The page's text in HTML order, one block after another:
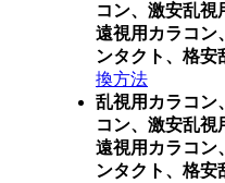
コン、激安乱視
遠視用カラコン
ンタクト、格安
換方法
乱視用カラコン
コン、激安乱視
遠視用カラコン
ンタクト、格安